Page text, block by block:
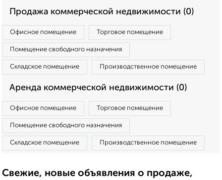
Продажа коммерческой недвижимости (0)
Офисное помещение Торговое помещение
Помещение свободного назначения
Складское помещение Производственное помещение
Аренда коммерческой недвижимости (0)
Офисное помещение Торговое помещение
Помещение свободного назначения
Складское помещение Производственное помещение
Свежие, новые объявления о продаже,